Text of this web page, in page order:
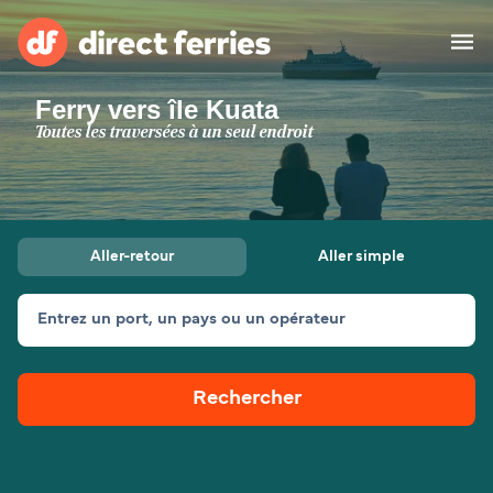
Compagnies de ferry
Pays
Billet de bateau
Traversées et ports
Canada (FR)
Mon Compte
Ferry vers île Kuata
Toutes les traversées à un seul endroit
Aller-retour Aller simple
Entrez un port, un pays ou un opérateur
Rechercher